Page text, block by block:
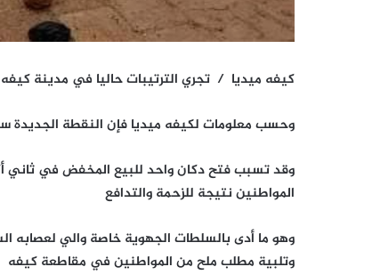
كيفه ميديا / تجري الترتيبات حاليا في مدينة
وحسب معلومات لكيفه ميديا فإن النقطة
وقد تسبب فتح دكان واحد للبيع المخفض في ثاني
المواطنين نتيجة للزحمة والتدافع
وهو ما أدى بالسلطات الجهوية خاصة والي لعصابه
وتلبية مطلب ملح من المواطنين في مقاطعة كيفه